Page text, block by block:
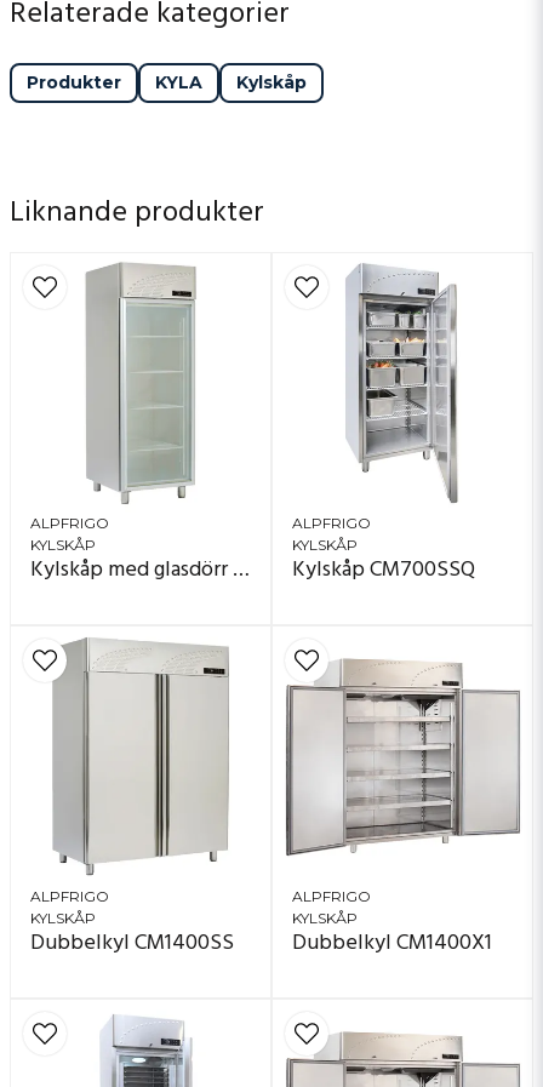
Relaterade kategorier
Produkter KYLA Kylskåp
Liknande produkter
ALPFRIGO
KYLSKÅP
Kylskåp med glasdörr CM700SS
ALPFRIGO
KYLSKÅP
Kylskåp CM700SSQ
ALPFRIGO
KYLSKÅP
Dubbelkyl CM1400SS
ALPFRIGO
KYLSKÅP
Dubbelkyl CM1400X1